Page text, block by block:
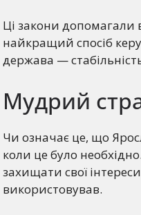
Ці закони допомагали
найкращий спосіб
держава —
Мудрий
Чи означає це, що
коли це було
захищати свої
використовував.